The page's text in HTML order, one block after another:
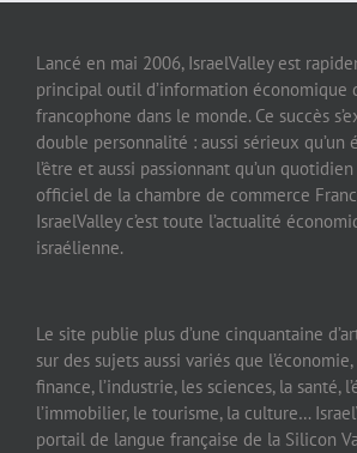
Lancé en mai 2006, IsraelValley est
principal outil d’information économique
francophone dans le monde. Ce succès
double personnalité : aussi sérieux qu’un
l’être et aussi passionnant qu’un
officiel de la chambre de commerce
IsraelValley c’est toute l’actualité
israélienne.
Le site publie plus d’une cinquantaine
sur des sujets aussi variés que
finance, l’industrie, les sciences, la santé,
l’immobilier, le tourisme, la culture…
portail de langue française de la Silicon